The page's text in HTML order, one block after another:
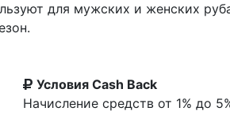
для мужских и женских
Условия Cash Back
Начисление средств от 1% до